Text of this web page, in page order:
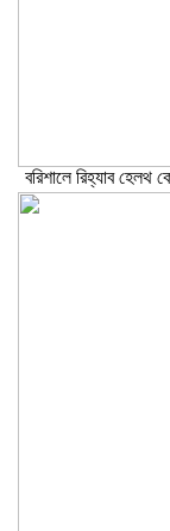
বরিশালে রিহ্যাব হেলথ